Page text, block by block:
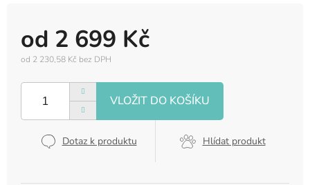
od 2 699 Kč
od 2 230,58 Kč bez DPH
cena:
Dotaz k produktu Hlídat produkt